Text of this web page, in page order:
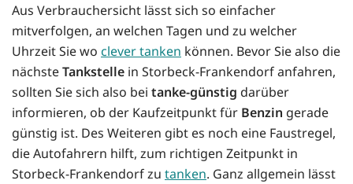
Aus Verbrauchersicht lässt sich so einfacher
mitverfolgen, an welchen Tagen und zu welcher
Uhrzeit Sie wo clever tanken können. Bevor Sie also die
nächsteTankstelle in Storbeck-Frankendorf anfahren,
sollten Sie sich also bei tanke-günstig darüber
informieren, ob der Kaufzeitpunkt für Benzin gerade
günstig ist. Des Weiteren gibt es noch eine Faustregel,
die Autofahrern hilft, zum richtigen Zeitpunkt in
Storbeck-Frankendorf zu tanken. Ganz allgemein lässt